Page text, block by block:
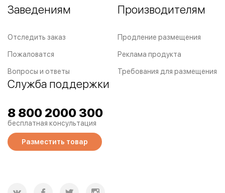
Заведениям
Отследить заказ
Пожаловатся
Вопросы и ответы
Производителям
Продление размещения
Реклама продукта
Требования для размещения
Служба поддержки
8 800 2000 300
бесплатная консультация
Разместить товар